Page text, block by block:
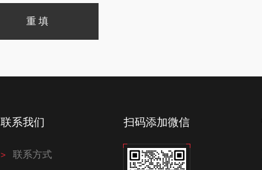
联系我们
联系方式
扫码添加微信